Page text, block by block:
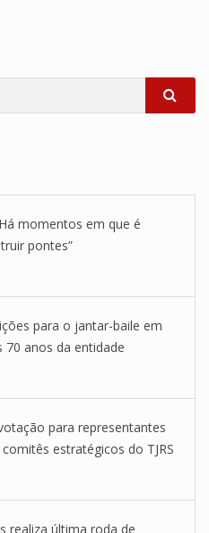
momentos em que é
pontes”
para o jantar-baile em
anos da entidade
para representantes
estratégicos do TJRS
realiza última roda de